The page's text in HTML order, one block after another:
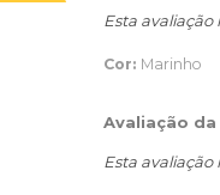
Esta
Cor: Marinho
Avaliação da
Esta